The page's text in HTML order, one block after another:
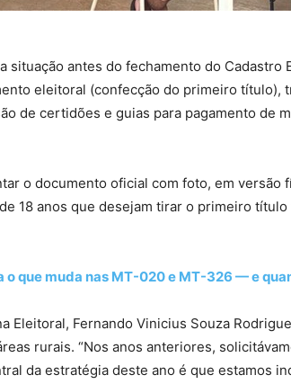
situação antes do fechamento do Cadastro
eleitoral (confecção do primeiro título),
de certidões e guias para pagamento de
o documento oficial com foto, em versão
18 anos que desejam tirar o primeiro
o que muda nas MT-020 e MT-326 — e
Eleitoral, Fernando Vinicius Souza
rurais. “Nos anos anteriores,
da estratégia deste ano é que estamos